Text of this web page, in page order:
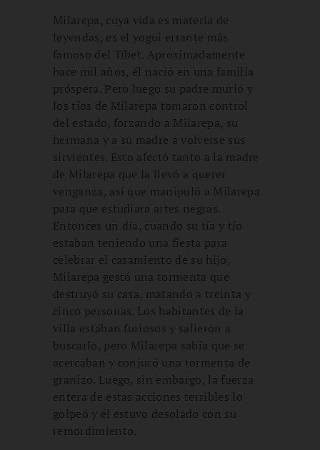
Milarepa, cuya vida es materia de
leyendas, es el yogui errante más
famoso del Tíbet. Aproximadamente
hace mil años, él nació en una familia
próspera. Pero luego su padre murió y
los tíos de Milarepa tomaron control
del estado, forzando a Milarepa, su
hermana y a su madre a volverse sus
sirvientes. Esto afectó tanto a la madre
de Milarepa que la llevó a querer
venganza, así que manipuló a Milarepa
para que estudiara artes negras.
Entonces un día, cuando su tía y tío
estaban teniendo una fiesta para
celebrar el casamiento de su hijo,
Milarepa gestó una tormenta que
destruyó su casa, matando a treinta y
cinco personas. Los habitantes de la
villa estaban furiosos y salieron a
buscarlo, pero Milarepa sabía que se
acercaban y conjuró una tormenta de
granizo. Luego, sin embargo, la fuerza
entera de estas acciones terribles lo
golpeó y él estuvo desolado con su
remordimiento.